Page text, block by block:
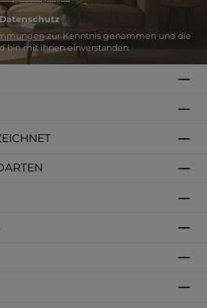
Datenschutz
zur Kenntnis genommen und die
bin mit ihnen einverstanden.